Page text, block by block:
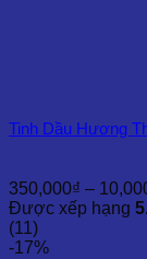
Tinh Dầu Hương
350,000₫ –
Được xếp hạng
(11)
-17%